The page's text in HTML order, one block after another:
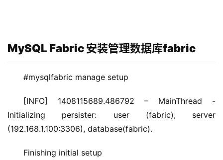
MySQL Fabric 安装管理数据库fabric
#mysqlfabric manage setup
[INFO] 1408115689.486792 – MainThread -
Initializing persister: user (fabric), server
(192.168.1.100:3306), database(fabric).
Finishing initial setup